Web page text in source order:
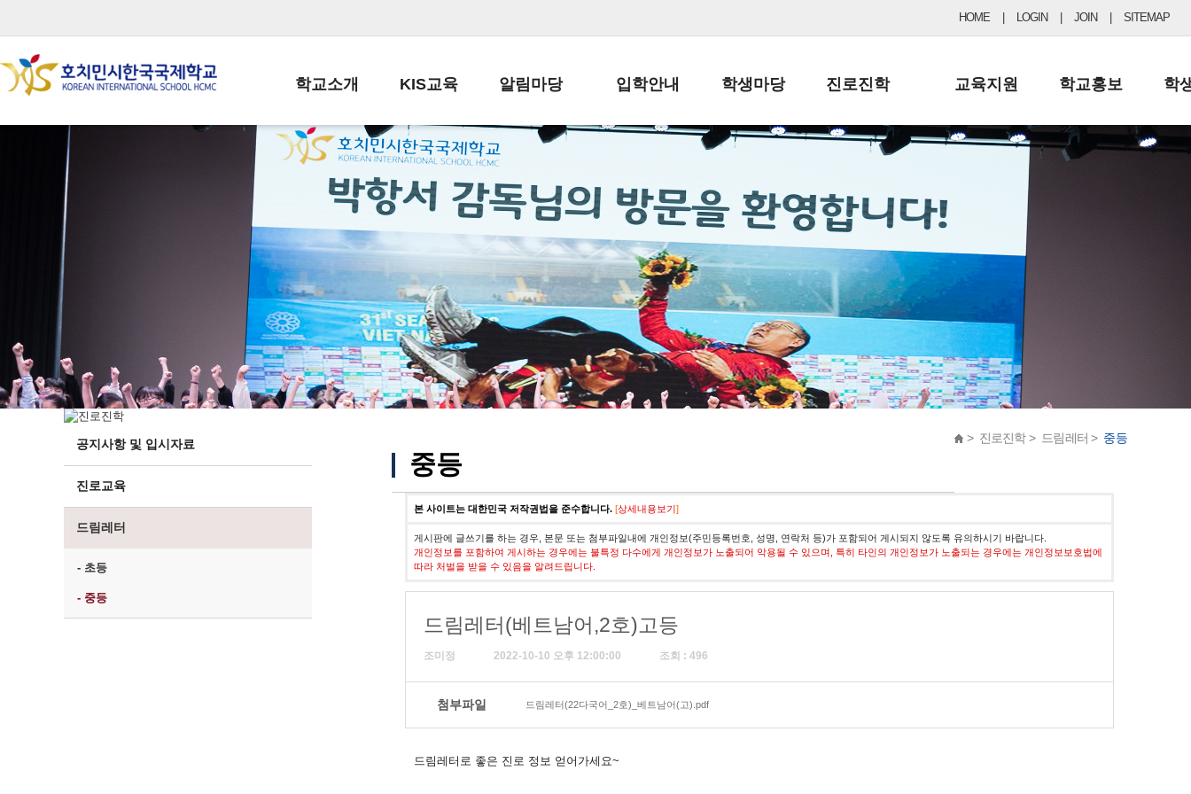
HOME LOGIN JOIN SITEMAP
학교소개
학교장인사말
학교상징
학교연혁
교직원현황
학생현황
위치/전화
전경사진
KIS교육
교육목표
학사일정
일과시간표
성과평가자료
알림마당
공지사항
납부금 안내
스쿨버스 운행 안내
급식안내
서식자료실
학부모방
정기고사 기출문제
입학안내
전-편입 서류양식
입학금/수업료
교복구입안내
학생마당
학생생활규정
학교신문
자율진로동아리
유초등 소식지
진로진학
공지사항 및 입시자료
드림레터
교육지원
행정실
학교운영위원회
학교건축기금
학교홍보
보도자료
학
공지사항 및 입시자료
진로교육
드림레터
- 초등
- 중등
> 진로진학 > 드림레터 > 중등
중등
본 사이트는 대한민국 저작권법을 준수합니다. [상세내용보기]
게시판에 글쓰기를 하는 경우, 본문 또는 첨부파일내에 개인정보(주민등록번호, 성명, 연락처 등)가 포함되어 게시되지 않도록 유의하시기 바랍니다.
개인정보를 포함하여 게시하는 경우에는 불특정 다수에게 개인정보가 노출되어 악용될 수 있으며, 특히 타인의 개인정보가 노출되는 경우에는 개인정보보호법에
따라 처벌을 받을 수 있음을 알려드립니다.
드림레터(베트남어,2호)고등
조미정 2022-10-10 오후 12:00:00 조회 : 496
첨부파일 드림레터(22다국어_2호)_베트남어(고).pdf
드림레터로 좋은 진로 정보 얻어가세요~